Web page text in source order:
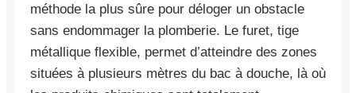
méthode la plus sûre pour déloger un obstacle
sans endommager la plomberie. Le furet, tige
métallique flexible, permet d’atteindre des zones
situées à plusieurs mètres du bac à douche, là où